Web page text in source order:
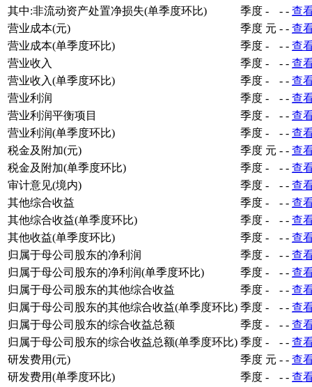
其中:非流动资产处置净损失(单季度环比)
季度 - - - 查
营业成本(元)
季度 元 - - 查
营业成本(单季度环比)
季度 - - - 查
营业收入
季度 - - - 查
营业收入(单季度环比)
季度 - - - 查
营业利润
季度 - - - 查
营业利润平衡项目
季度 - - - 查
营业利润(单季度环比)
季度 - - - 查
税金及附加(元)
季度 元 - - 查
税金及附加(单季度环比)
季度 - - - 查
审计意见(境内)
季度 - - - 查
其他综合收益
季度 - - - 查
其他综合收益(单季度环比)
季度 - - - 查
其他收益(单季度环比)
季度 - - - 查
归属于母公司股东的净利润
季度 - - - 查
归属于母公司股东的净利润(单季度环比)
季度 - - - 查
归属于母公司股东的其他综合收益
季度 - - - 查
归属于母公司股东的其他综合收益(单季度环比) 季度 - - - 查
归属于母公司股东的综合收益总额
季度 - - - 查
归属于母公司股东的综合收益总额(单季度环比) 季度 - - - 查
研发费用(元)
季度 元 - - 查
研发费用(单季度环比)
季度 - - - 查